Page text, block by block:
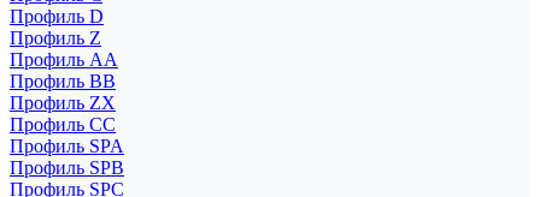
Профиль D
Профиль Z
Профиль АА
Профиль BB
Профиль ZX
Профиль CC
Профиль SPA
Профиль SPB
Профиль SPC